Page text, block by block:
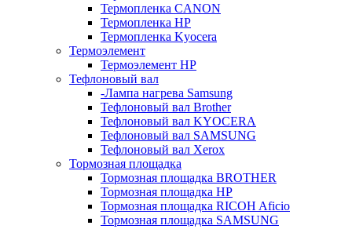
Термопленка CANON
Термопленка HP
Термопленка Kyocera
Термоэлемент
Термоэлемент НР
Тефлоновый вал
-Лампа нагрева Samsung
Тефлоновый вал Brother
Тефлоновый вал KYOCERA
Тефлоновый вал SAMSUNG
Тефлоновый вал Xerox
Тормозная площадка
Тормозная площадка BROTHER
Тормозная площадка HP
Тормозная площадка RICOH Aficio
Тормозная площадка SAMSUNG